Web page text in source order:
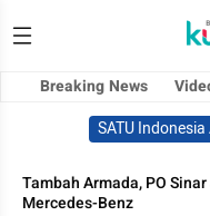
Breaking News
SATU
Tambah Armada, PO
Mercedes-Benz